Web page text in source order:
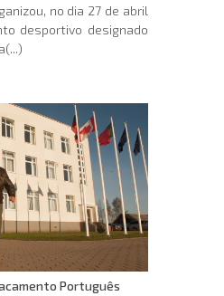
no dia 27 de abril
desportivo designado
Português